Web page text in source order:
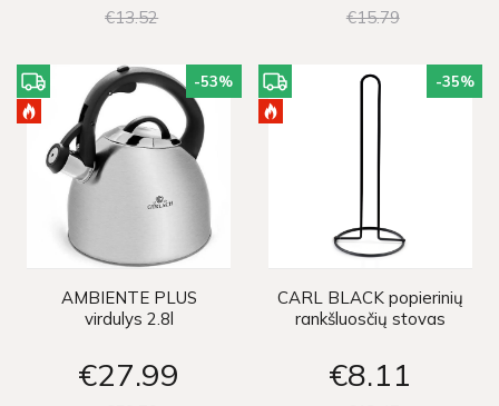
€1352 €1579
-53%
AMBIENTE PLUS
virdulys 2.8l
€27 99
-35%
CARL BLACK popierinių
rankšluosčių stovas
€8 11